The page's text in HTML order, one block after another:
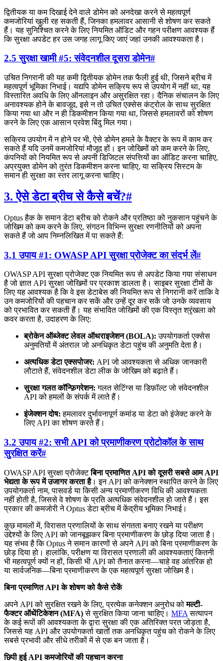
द्वितीयक या कम दिखाई देने वाले डोमेन को अनदेखा करने से महत्वपूर्ण
कमजोरियां खुली रह सकती हैं, जिनका हमलावर आसानी से शोषण कर सकते
हैं। यह सुनिश्चित करने के लिए नियमित ऑडिट और गहन परीक्षण आवश्यक हैं
कि सुरक्षा अपडेट हर उस जगह लागू किए जाएं जहां उनकी आवश्यकता है।
2.5 सुरक्षा खामी #5: संवेदनशील दूसरा डोमेन#
उचित निगरानी की यह कमी द्वितीयक डोमेन तक फैली हुई थी, जिसने ब्रीच में
महत्वपूर्ण भूमिका निभाई। यद्यपि डोमेन सक्रिय रूप से उपयोग में नहीं था, यह
विस्तारित अवधि के लिए ऑनलाइन और असुरक्षित रहा। दैनिक संचालन के लिए
अनावश्यक होने के बावजूद, इसे न तो उचित एक्सेस कंट्रोल के साथ सुरक्षित
किया गया था और न ही डिकमीशन किया गया था, जिससे हमलावरों को शोषण
करने के लिए एक आसान प्रवेश बिंदु मिल गया।
सक्रिय उपयोग में न होने पर भी, ऐसे डोमेन हमले के वैक्टर के रूप में काम कर
सकते हैं यदि उनमें कमजोरियां मौजूद हों। इन जोखिमों को कम करने के लिए,
कंपनियों को नियमित रूप से अपनी डिजिटल संपत्तियों का ऑडिट करना चाहिए,
अप्रयुक्त डोमेन को तुरंत डिकमीशन करना चाहिए, या सक्रिय सिस्टम के
समान ही सुरक्षा का स्तर लागू करना चाहिए।
3. ऐसे डेटा ब्रीच से कैसे बचें?#
Optus हैक के समान डेटा ब्रीच को रोकने और प्रतिष्ठा को नुकसान पहुंचने के
जोखिम को कम करने के लिए, संगठन विभिन्न सुरक्षा रणनीतियों को अपना
सकते हैं जो आप निम्नलिखित में पा सकते हैं:
3.1 उपाय #1: OWASP API सुरक्षा प्रोजेक्ट का संदर्भ लें#
OWASP API सुरक्षा प्रोजेक्ट एक नियमित रूप से अपडेट किया गया संसाधन
है जो ज्ञात API सुरक्षा जोखिमों पर प्रकाश डालता है। साइबर सुरक्षा टीमों के
लिए यह आवश्यक है कि वे इस डेटाबेस की नियमित रूप से निगरानी करें ताकि वे
उन कमजोरियों की पहचान कर सकें और उन्हें दूर कर सकें जो उनके व्यवसाय
को प्रभावित कर सकती हैं। यह संभावित जोखिमों की एक विस्तृत श्रृंखला को
कवर करता है, उदाहरण के लिए:
ब्रोकेन ऑब्जेक्ट लेवल ऑथराइजेशन (BOLA): उपयोगकर्ता एक्सेस
अनुमतियों में अंतराल जो अनधिकृत डेटा पहुंच की अनुमति देता है।
अत्यधिक डेटा एक्सपोजर: API जो आवश्यकता से अधिक जानकारी
लौटाते हैं, संवेदनशील डेटा लीक के जोखिम को बढ़ाते हैं।
सुरक्षा गलत कॉन्फ़िगरेशन: गलत सेटिंग्स या डिफ़ॉल्ट जो संवेदनशील
API को हमलों के संपर्क में लाते हैं।
इंजेक्शन दोष: हमलावर दुर्भावनापूर्ण कमांड या डेटा को इंजेक्ट करने के
लिए API का शोषण करते हैं।
3.2 उपाय #2: सभी API को प्रमाणीकरण प्रोटोकॉल के साथ
सुरक्षित करें#
OWASP API सुरक्षा प्रोजेक्टबिना प्रमाणित API को दूसरी सबसे आम API
भेद्यता के रूप में उजागर करता है। इन API को कनेक्शन स्थापित करने के लिए
उपयोगकर्ता नाम, पासवर्ड या किसी अन्य प्रमाणीकरण विधि की आवश्यकता
नहीं होती है, जिससे वे शोषण के प्रति अत्यधिक संवेदनशील हो जाते हैं। इस
प्रकार की कमजोरी ने Optus डेटा ब्रीच में केंद्रीय भूमिका निभाई।
कुछ मामलों में, विरासत प्रणालियों के साथ संगतता बनाए रखने या परीक्षण
उद्देश्यों के लिए API को जानबूझकर बिना प्रमाणीकरण के छोड़ दिया जाता है।
यह संभव है कि Optus ने समान कारणों से अपने API को बिना प्रमाणीकरण के
छोड़ दिया हो। हालांकि, परीक्षण या विरासत प्रणाली की आवश्यकताएं कितनी
भी महत्वपूर्ण क्यों न हों, किसी भी API को तैनात करना—चाहे वह आंतरिक हो
या सार्वजनिक—बिना प्रमाणीकरण के एक महत्वपूर्ण सुरक्षा जोखिम है।
बिना प्रमाणित API के शोषण को कैसे रोकें
अपने API को सुरक्षित रखने के लिए, प्रत्येक कनेक्शन अनुरोध कोमल्टी-
फैक्टर ऑथेंटिकेशन (MFA)से सुरक्षित किया जाना चाहिए। MFA सत्यापन
के कई रूपों की आवश्यकता के द्वारा सुरक्षा की एक अतिरिक्त परत जोड़ता है,
जिससे यह API और उपयोगकर्ता खातों तक अनधिकृत पहुंच को रोकने के लिए
सबसे प्रभावी और सीधे तरीकों में से एक बन जाता है।
छिपी हुई API कमजोरियों की पहचान करना